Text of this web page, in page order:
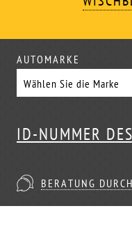
AUTOMARKE
ID-NUMMER
BERATUNG